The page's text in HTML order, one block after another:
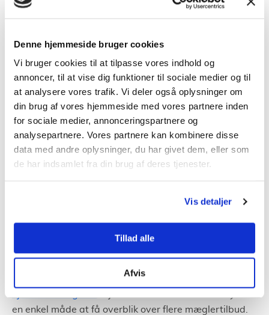
Denne hjemmeside bruger cookies
Vi bruger cookies til at tilpasse vores indhold og
annoncer, til at vise dig funktioner til sociale medier og til
at analysere vores trafik. Vi deler også oplysninger om
din brug af vores hjemmeside med vores partnere inden
for sociale medier, annonceringspartnere og
analysepartnere. Vores partnere kan kombinere disse
data med andre oplysninger, du har givet dem, eller som
de har indsamlet fra din brug af deres tjenester.
Vis detaljer
Tillad alle
Afvis
Fordelene ved at sælge gennem en
ejendomsmægler
Når man beslutter at sælge en bolig i Rebild, er det
vigtigt at have den rette vejledning. En
ejendomsmægler, der er bekendt med Rebild-
området, kan tilbyde værdifuld indsigt og rådgivning.
Med deres lokale kendskab kan mægleren sikre en
optimal prissætning og effektiv markedsføring til
For dem, der vil maksimere deres boligsalg i Rebild, er
det fordelagtigt at indhente tilbud fra
en enkel måde at få overblik over flere mæglertilbud.